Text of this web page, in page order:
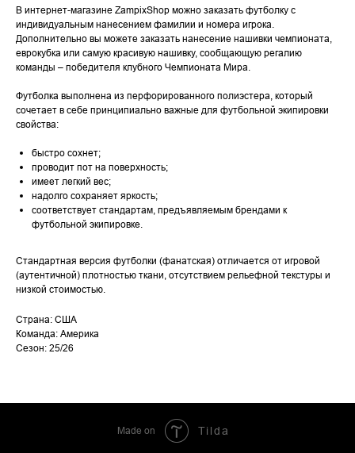
В интернет-магазине ZampixShop можно заказать футболку с
индивидуальным нанесением фамилии и номера игрока.
Дополнительно вы можете заказать нанесение нашивки чемпионата,
еврокубка или самую красивую нашивку, сообщающую регалию
команды – победителя клубного Чемпионата Мира.
Футболка выполнена из перфорированного полиэстера, который
сочетает в себе принципиально важные для футбольной экипировки
свойства:
быстро сохнет;
проводит пот на поверхность;
имеет легкий вес;
надолго сохраняет яркость;
соответствует стандартам, предъявляемым брендами к
футбольной экипировке.
Стандартная версия футболки (фанатская) отличается от игровой
(аутентичной) плотностью ткани, отсутствием рельефной текстуры и
низкой стоимостью.
Страна: США
Команда: Aмерика
Сезон: 25/26
Made on Tilda